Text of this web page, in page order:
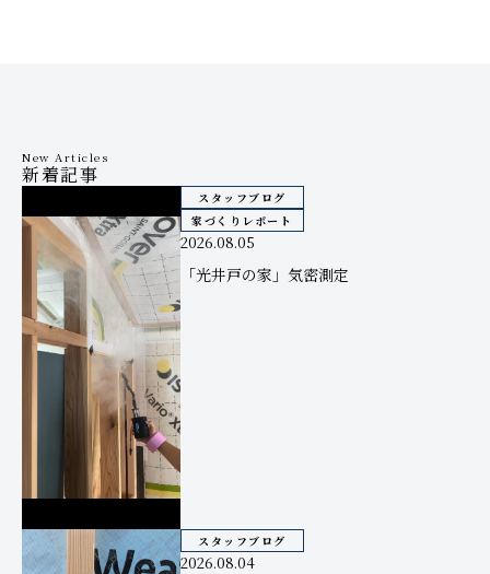
New Articles
新着記事
スタッフブログ
家づくりレポート
2026.08.05
「光井戸の家」気密測定
スタッフブログ
2026.08.04